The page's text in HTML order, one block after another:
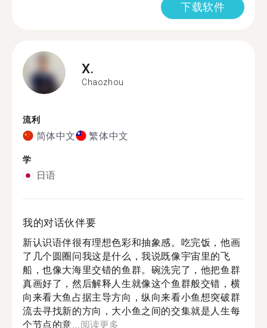
下载软件
X.
Chaozhou
流利
简体中文 繁体中文
学
日语
我的对话伙伴要
新认识语伴很有理想色彩和抽象感。吃完饭，他画
了几个圆圈问我这是什么，我说既像宇宙里的飞
船，也像大海里交错的鱼群。碗洗完了，他把鱼群
真画好了，然后解释人生就像这个鱼群般交错，横
向来看大鱼占据主导方向，纵向来看小鱼想突破群
流去寻找新的方向，大小鱼之间的交集就是人生每
个节点的意...阅读更多